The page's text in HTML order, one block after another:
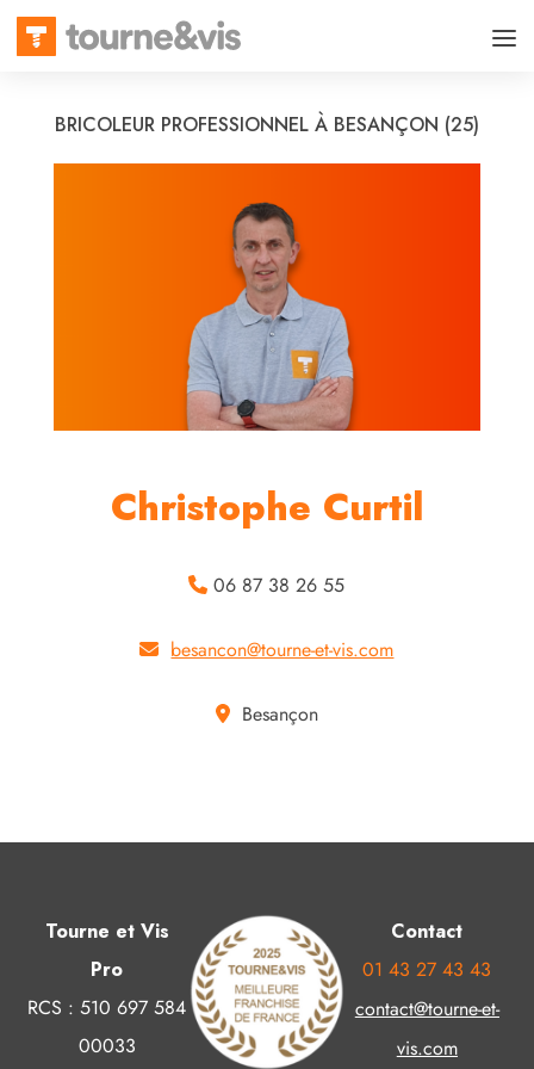
BRICOLEUR PROFESSIONNEL À BESANÇON (25)
Christophe Curtil
06 87 38 26 55
besancon@tourne-et-vis.com
Besançon
Tourne et Vis
Pro
RCS : 510 697 584
00033
Contact
01 43 27 43 43
contact@tourne-et-
vis.com